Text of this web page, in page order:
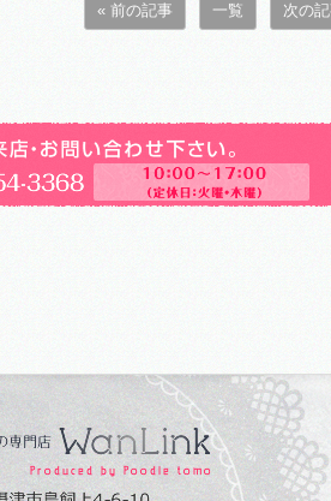
« 前の記事 一覧 次の